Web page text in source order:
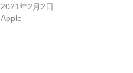
2021年2月2日
Apple